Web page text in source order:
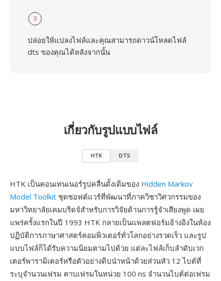
3
ปล่อยให้แปลงไฟล์และคุณสามารถดาวน์โหลดไฟล์
dts ของคุณได้หลังจากนั้น
เกี่ยวกับรูปแบบไฟล์
HTK DTS
HTK เป็นคอนเทนเนอร์รูปคลื่นดั้งเดิมของ Hidden Markov
Model Toolkit ชุดซอฟต์แวร์ที่พัฒนาที่ภาควิชาวิศวกรรมของ
มหาวิทยาลัยเคมบริดจ์สำหรับการวิจัยด้านการรู้จำเสียงพูด เผย
แพร่ครั้งแรกในปี 1993 HTK กลายเป็นแพลตฟอร์มอ้างอิงในห้อง
ปฏิบัติการภาษาศาสตร์คอมพิวเตอร์ทั่วโลกอย่างรวดเร็ว และรูป
แบบไฟล์ก็ได้รับความนิยมตามไปด้วย แต่ละไฟล์เก็บลำดับเวก
เตอร์พารามิเตอร์หรือตัวอย่างดิบนำหน้าด้วยส่วนหัว 12 ไบต์ที่
ระบุจำนวนเฟรม คาบเฟรมในหน่วย 100 ns จำนวนไบต์ต่อเฟรม